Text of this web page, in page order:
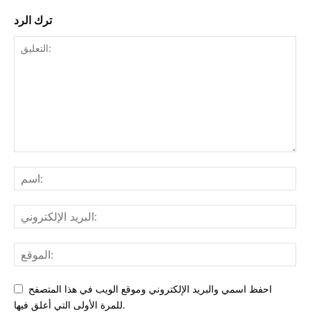
ترك الرد
احفظ اسمي والبريد الإلكتروني وموقع الويب في هذا المتصفح
للمرة الأولى التي أعلق فيها.